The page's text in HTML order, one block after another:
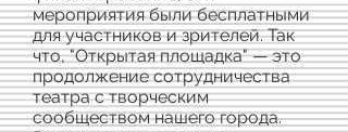
мероприятия были бесплатными
для участников и зрителей. Так
что, "Открытая площадка" — это
продолжение сотрудничества
театра с творческим
сообществом нашего города.